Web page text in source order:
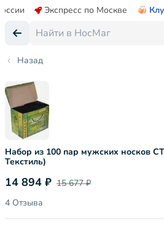
Экспресс по Москве
Назад
Набор из 100 пар мужских носков
Текстиль)
14 894 ₽ 15 677 ₽
4 Отзыва